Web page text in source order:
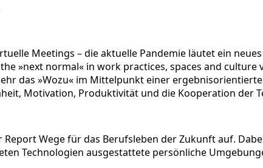
Meetings – die aktuelle Pandemie läutet ein
»next normal« in work practices, spaces and culture
das »Wozu« im Mittelpunkt einer
Motivation, Produktivität und die Kooperation der
Wege für das Berufsleben der Zukunft auf.
Technologien ausgestattete persönliche